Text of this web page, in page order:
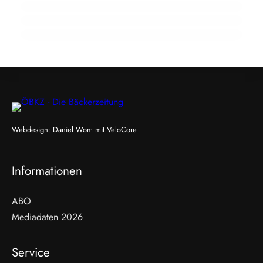
Webdesign: Daniel Wom mit VeloCore
Informationen
ABO
Mediadaten 2026
Service